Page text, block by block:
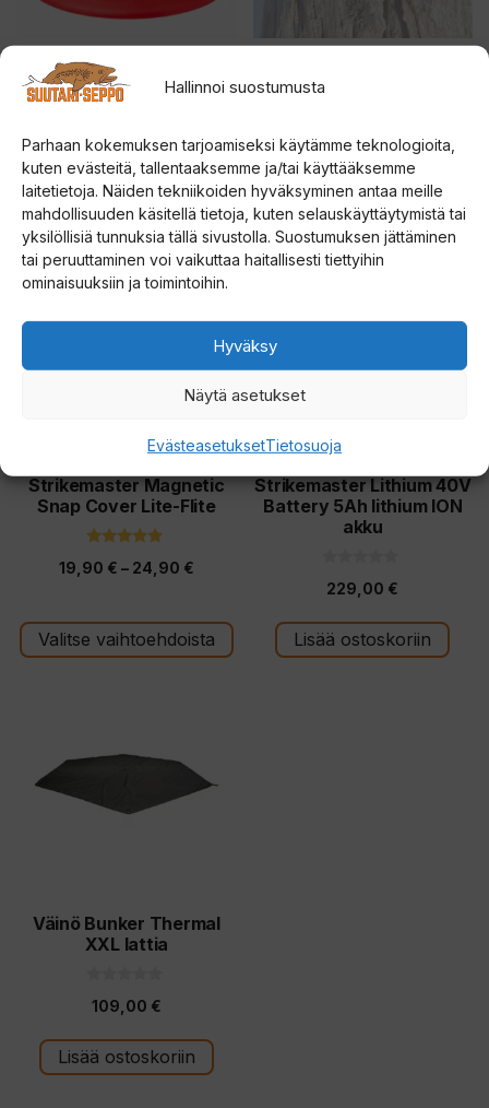
Hallinnoi suostumusta
Parhaan kokemuksen tarjoamiseksi käytämme teknologioita,
kuten evästeitä, tallentaaksemme ja/tai käyttääksemme
laitetietoja. Näiden tekniikoiden hyväksyminen antaa meille
mahdollisuuden käsitellä tietoja, kuten selauskäyttäytymistä tai
yksilöllisiä tunnuksia tällä sivustolla. Suostumuksen jättäminen
tai peruuttaminen voi vaikuttaa haitallisesti tiettyihin
ominaisuuksiin ja toimintoihin.
Hyväksy
Näytä asetukset
EvästeasetuksetTietosuoja
Rapala UR EVO HDA Pro
porakoneadapteri
4.60
5:stä
35,00€
Lisää ostoskoriin Valitse vaihtoehdoista
valinnat
sivulla.
Strikemaster Magnetic
Snap Cover Lite-Flite
5:stä
19,90 € – 24,90 €Hintaluokka:
-
24,90 €
Valitse vaihtoehdoista
Tällä
tuotteella
muunnelma.
tuotteen
sivulla.
Strikemaster Lithium 40V
Battery 5Ah lithium ION
akku
5
s
t
ä
229,00 €
Lisää ostoskoriin
Väinö Bunker Thermal
XXL lattia
s
t
ä
109,00 €
Lisää ostoskoriin